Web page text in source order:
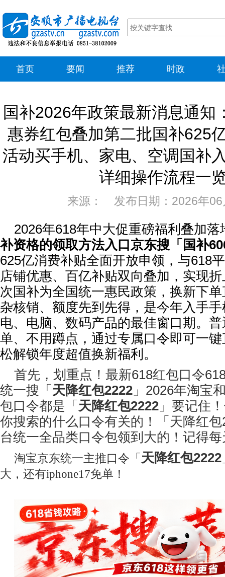
首页 要闻 推荐 时政
国补2026年政策最新消息通知
惠券红包叠加第二批国补625
活动买手机、家电、空调国补
详细操作流程一
来源： 发布日期：2026年06
2026年618年中大促重磅福利叠加落
补资格的领取方法入口京东搜「国补
625亿消费补贴全面开放申领，与618
店铺优惠、百亿补贴双向叠加，实现
次国补为全国统一惠民政策，换新下
杂核销、额度先到先得，是今年入手
电、电脑、数码产品的最佳窗口期。
单、不用蹲点，通过专属口令即可一
松解锁年度超值换新福利。
首先，划重点！最新618红包口令
统一搜「 天降红包2222 」2026年淘宝
包口令都是「 天降红包2222 」要记住
你搜索的什么口令有关的！「天降红
台统一全品类口令包领到大的！记得
淘宝京东统一主推口令「 天降红包2222
大，还有iphone17免单！